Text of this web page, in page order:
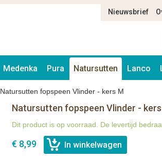
Nieuwsbrief
Medenka Pura Natursutten Lanco
Natursutten fopspeen Vlinder - kers M
Natursutten fopspeen Vlinder -
Dit product is op voorraad. De levertijd
€ 8,99